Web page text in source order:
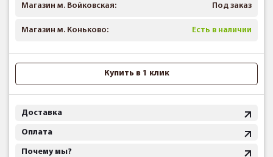
Магазин м. Войковская: Под заказ
Магазин м. Коньково: Есть в наличии
Купить в 1 клик
Доставка
Оплата
Почему мы?